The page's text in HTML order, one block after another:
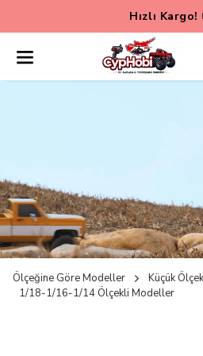
🚀💳 Cyp Hobi'de VADE FARKSIZ 6
Ölçeğine Göre Modeller
Küçük
1/18-1/16-1/14 Ölçekli Modeller